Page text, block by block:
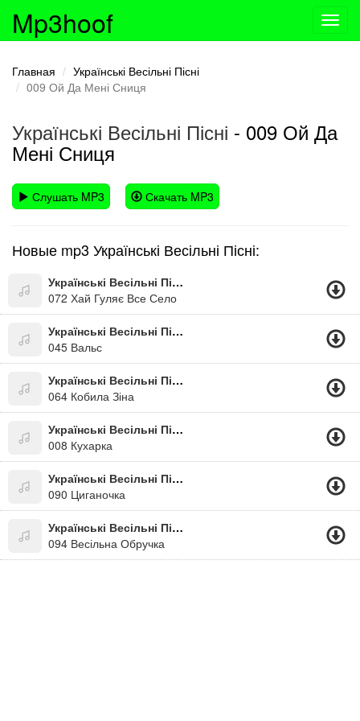
Mp3hoof
Главная
Українські Весільні Пісні
009 Ой Да Мені Сниця
Українські Весільні Пісні - 009 Ой Да
Мені Сниця
Слушать MP3 Скачать MP3
Новые mp3 Українські Весільні Пісні:
Українські Весільні Пісні
072 Хай Гуляє Все Село
Українські Весільні Пісні
045 Вальс
Українські Весільні Пісні
064 Кобила Зіна
Українські Весільні Пісні
008 Кухарка
Українські Весільні Пісні
090 Циганочка
Українські Весільні Пісні
094 Весільна Обручка